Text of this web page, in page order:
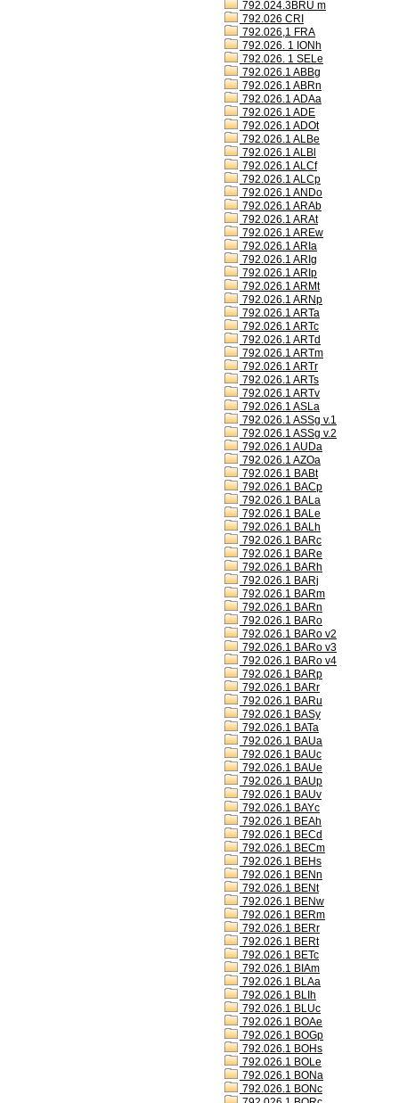
792.024.3BRU m
792.026 CRI
792.026,1 FRA
792.026. 1 IONh
792.026. 1 SELe
792.026.1 ABBg
792.026.1 ABRn
792.026.1 ADAa
792.026.1 ADE
792.026.1 ADOt
792.026.1 ALBe
792.026.1 ALBl
792.026.1 ALCf
792.026.1 ALCp
792.026.1 ANDo
792.026.1 ARAb
792.026.1 ARAt
792.026.1 AREw
792.026.1 ARIa
792.026.1 ARIg
792.026.1 ARIp
792.026.1 ARMt
792.026.1 ARNp
792.026.1 ARTa
792.026.1 ARTc
792.026.1 ARTd
792.026.1 ARTm
792.026.1 ARTr
792.026.1 ARTs
792.026.1 ARTv
792.026.1 ASLa
792.026.1 ASSg v.1
792.026.1 ASSg v.2
792.026.1 AUDa
792.026.1 AZOa
792.026.1 BABt
792.026.1 BACp
792.026.1 BALa
792.026.1 BALe
792.026.1 BALh
792.026.1 BARc
792.026.1 BARe
792.026.1 BARh
792.026.1 BARj
792.026.1 BARm
792.026.1 BARn
792.026.1 BARo
792.026.1 BARo v2
792.026.1 BARo v3
792.026.1 BARo v4
792.026.1 BARp
792.026.1 BARr
792.026.1 BARu
792.026.1 BASy
792.026.1 BATa
792.026.1 BAUa
792.026.1 BAUc
792.026.1 BAUe
792.026.1 BAUp
792.026.1 BAUv
792.026.1 BAYc
792.026.1 BEAh
792.026.1 BECd
792.026.1 BECm
792.026.1 BEHs
792.026.1 BENn
792.026.1 BENt
792.026.1 BENw
792.026.1 BERm
792.026.1 BERr
792.026.1 BERt
792.026.1 BETc
792.026.1 BIAm
792.026.1 BLAa
792.026.1 BLIh
792.026.1 BLUc
792.026.1 BOAe
792.026.1 BOGp
792.026.1 BOHs
792.026.1 BOLe
792.026.1 BONa
792.026.1 BONc